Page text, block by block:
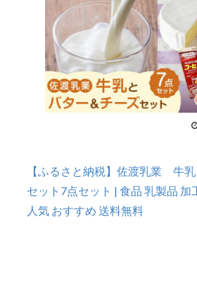
【ふるさと納税】佐渡乳業 牛
セット7点セット | 食品 乳製品 加
人気 おすすめ 送料無料